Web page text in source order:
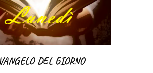
VANGELO DEL GIORNO